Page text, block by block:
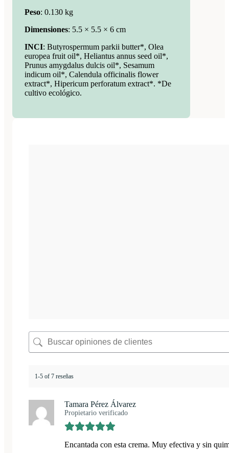
Peso: 0.130 kg
Dimensiones: 5.5 × 5.5 × 6 cm
INCI: Butyrospermum parkii butter*, Olea
europea fruit oil*, Heliantus annus seed oil*,
Prunus amygdalus dulcis oil*, Sesamum
indicum oil*, Calendula officinalis flower
extract*, Hipericum perforatum extract*. *De
cultivo ecológico.
1-5 of 7 reseñas
Tamara Pérez Álvarez
Propietario verificado
Encantada con esta crema. Muy efectiva y sin